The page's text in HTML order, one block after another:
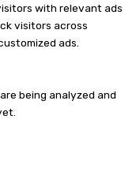
with relevant ads
visitors across
ads.
being analyzed and